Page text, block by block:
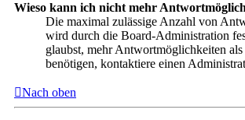
Wieso kann ich nicht mehr
Die maximal zulässige Anzahl von
wird durch die Board-Administration
glaubst, mehr Antwortmöglichkeiten als
benötigen, kontaktiere einen
Nach oben